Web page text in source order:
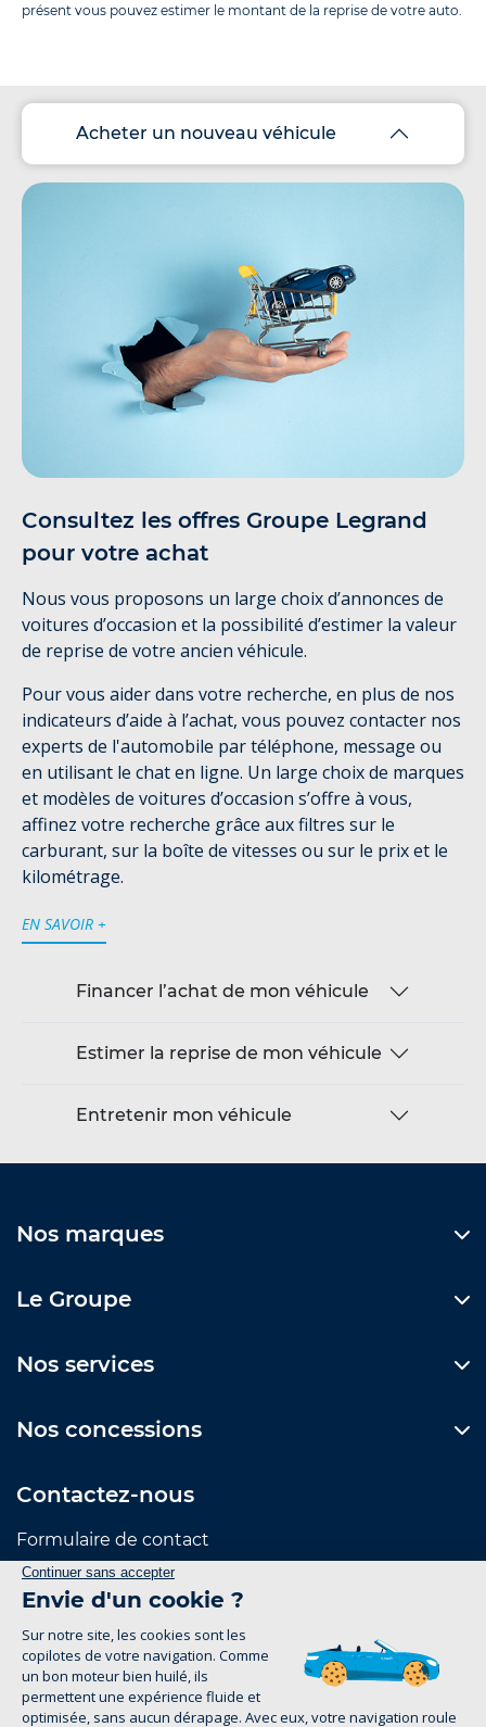
présent vous pouvez estimer le montant de la reprise de votre auto.
Acheter un nouveau véhicule
Consultez les offres Groupe Legrand
pour votre achat
Nous vous proposons un large choix d’annonces de
voitures d’occasion et la possibilité d’estimer la valeur
de reprise de votre ancien véhicule.
Pour vous aider dans votre recherche, en plus de nos
indicateurs d’aide à l’achat, vous pouvez contacter nos
experts de l'automobile par téléphone, message ou
en utilisant le chat en ligne. Un large choix de marques
et modèles de voitures d’occasion s’offre à vous,
affinez votre recherche grâce aux filtres sur le
carburant, sur la boîte de vitesses ou sur le prix et le
kilométrage.
EN SAVOIR +
Financer l’achat de mon véhicule
Estimer la reprise de mon véhicule
Entretenir mon véhicule
Nos marques
Le Groupe
Nos services
Nos concessions
Contactez-nous
Formulaire de contact
Suivez-nous
Mentions Légales
Politique de confidentialité
1